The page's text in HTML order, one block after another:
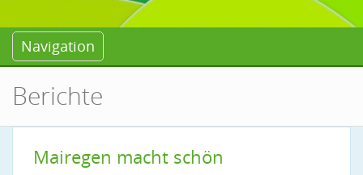
Navigation
Berichte
Mairegen macht schön